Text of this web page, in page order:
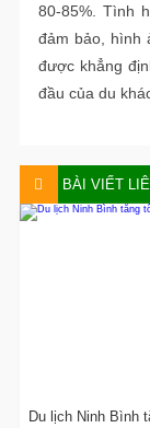
80-85%. Tình
đảm bảo, hình
được khẳng
đầu của du
BÀI VIẾT
Du lịch Ninh Bình